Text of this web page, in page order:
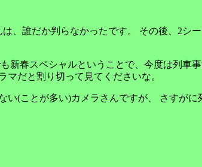
、誰だか判らなかったです。 その後、2シ
新春スペシャルということで、今度は列車
だと割り切って見てくださいな。
(ことが多い)カメラさんですが、 さすがに